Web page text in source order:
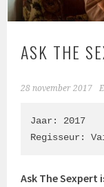
ASK THE
28 november 2017
Jaar: 2017
Regisseur:
Ask The Sexpert